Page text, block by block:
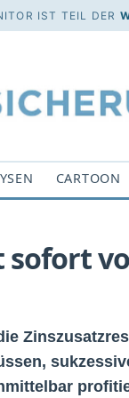
IST TEIL DER
CARTOON